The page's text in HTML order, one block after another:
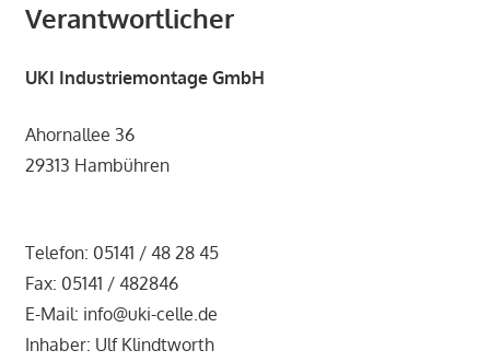
VDI
Verantwortlicher
UKI Industriemontage GmbH
Ahornallee 36
29313 Hambühren
Telefon: 05141 / 48 28 45
Fax: 05141 / 482846
E-Mail: info@uki-celle.de
Inhaber: Ulf Klindtworth